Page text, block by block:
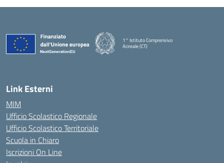
1° Istituto Comprensivo
Acireale (CT)
Link Esterni
MIM
Ufficio Scolastico Regionale
Ufficio Scolastico Territoriale
Scuola in Chiaro
Iscrizioni On Line